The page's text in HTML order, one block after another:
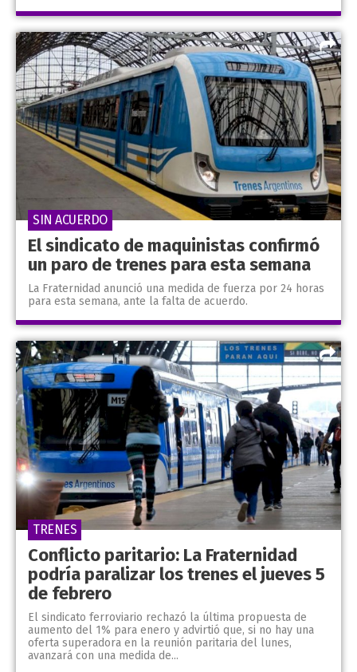
El sindicato de maquinistas confirmó
un paro de trenes para esta semana
La Fraternidad anunció una medida de fuerza por 24 horas
para esta semana, ante la falta de acuerdo.
SIN ACUERDO
Conflicto paritario: La Fraternidad
podría paralizar los trenes el jueves 5
de febrero
El sindicato ferroviario rechazó la última propuesta de
aumento del 1% para enero y advirtió que, si no hay una
oferta superadora en la reunión paritaria del lunes,
avanzará con una medida de...
TRENES